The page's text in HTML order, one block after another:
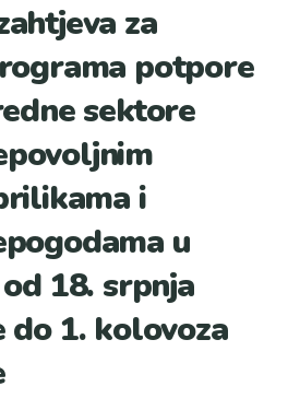
za
potpore
sektore
i
u
18. srpnja
do 1. kolovoza